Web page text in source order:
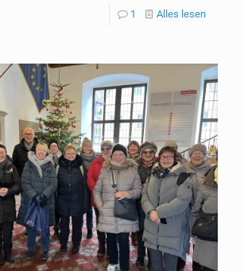
1 Alles lesen